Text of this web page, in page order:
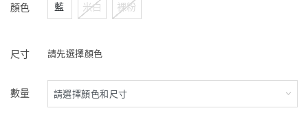
顏色 藍 米白 裸粉
尺寸 請先選擇顏色
數量